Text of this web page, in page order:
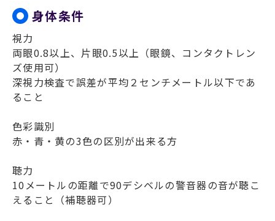
身体条件
視力
両眼0.8以上、片眼0.5以上（眼鏡、コンタクトレン
ズ使用可）
深視力検査で誤差が平均２センチメートル以下であ
ること
色彩識別
赤・青・黄の3色の区別が出来る方
聴力
10メートルの距離で90デシベルの警音器の音が聴こ
えること（補聴器可）